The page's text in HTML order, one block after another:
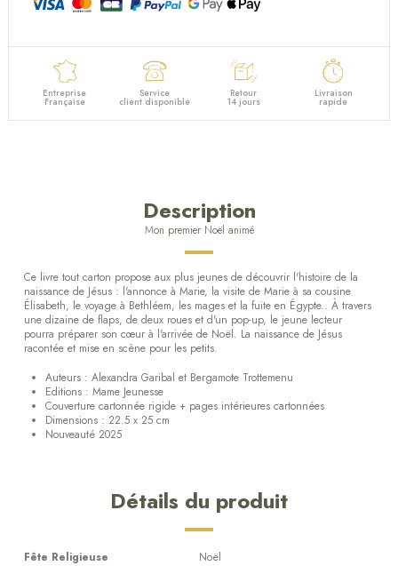
Entreprise
Française
Service
client disponible
Retour
14 jours
Livraison
rapide
Description
Mon premier Noël animé
Ce livre tout carton propose aux plus jeunes de découvrir l'histoire de la
naissance de Jésus : l'annonce à Marie, la visite de Marie à sa cousine
Élisabeth, le voyage à Bethléem, les mages et la fuite en Égypte.. À travers
une dizaine de flaps, de deux roues et d'un pop-up, le jeune lecteur
pourra préparer son cœur à l'arrivée de Noël. La naissance de Jésus
racontée et mise en scène pour les petits.
Auteurs : Alexandra Garibal et Bergamote Trottemenu
Editions : Mame Jeunesse
Couverture cartonnée rigide + pages intérieures cartonnées
Dimensions : 22.5 x 25 cm
Nouveauté 2025
Détails du produit
Fête Religieuse
Noël